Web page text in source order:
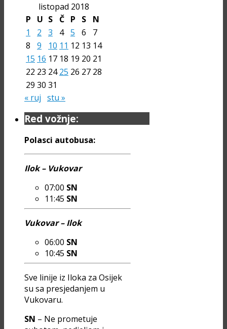
listopad 2018
P
U S Č P S
N
1
2 3 4 5 6
7
8
9 10 11 12 13 14
15 16 17 18 19 20 21
22 23 24 25 26 27 28
29 30 31
« ruj stu »
Red vožnje:
Polasci autobusa:
Ilok – Vukovar
07:00 SN
11:45 SN
Vukovar – Ilok
06:00 SN
10:45 SN
Sve linije iz Iloka za Osijek
su sa presjedanjem u
Vukovaru.
SN – Ne prometuje